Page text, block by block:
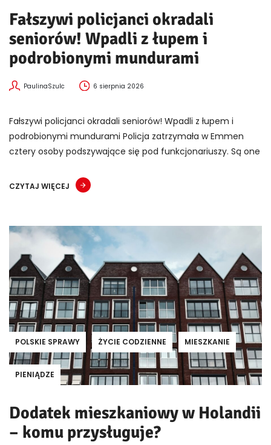
Fałszywi policjanci okradali
seniorów! Wpadli z łupem i
podrobionymi mundurami
PaulinaSzulc 6 sierpnia 2026
Fałszywi policjanci okradali seniorów! Wpadli z łupem i
podrobionymi mundurami Policja zatrzymała w Emmen
cztery osoby podszywające się pod funkcjonariuszy. Są one
CZYTAJ WIĘCEJ
POLSKIE SPRAWY ŻYCIE CODZIENNE MIESZKANIE
PIENIĄDZE
Dodatek mieszkaniowy w Holandii
– komu przysługuje?